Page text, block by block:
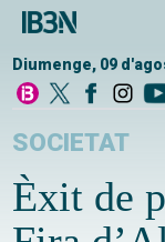
Diumenge, 09
SOCIETAT
Èxit de